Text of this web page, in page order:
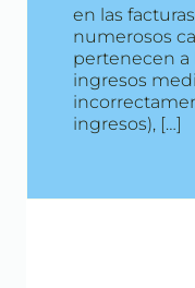
en las
numerosos
pertenecen a
ingresos
ingresos), […]